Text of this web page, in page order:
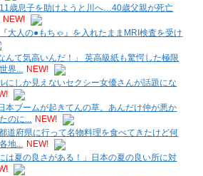
11歳息子を助けようと川へ…40歳父親が死亡
NEW!
『大人の●もちゃ』を入れたままMRI検査を受け
んて気高いんだ！」 英高級紙も驚愕した極限
界... NEW!
にしか見えないセクシー女優さんが話題にな
本ブームが起きてんの草。あんだけ仲が悪か
のに... NEW!
道府県に行って名物料理を食べてきたけど何
地... NEW!
は夏の良さがある！」日本の夏の良い所に対